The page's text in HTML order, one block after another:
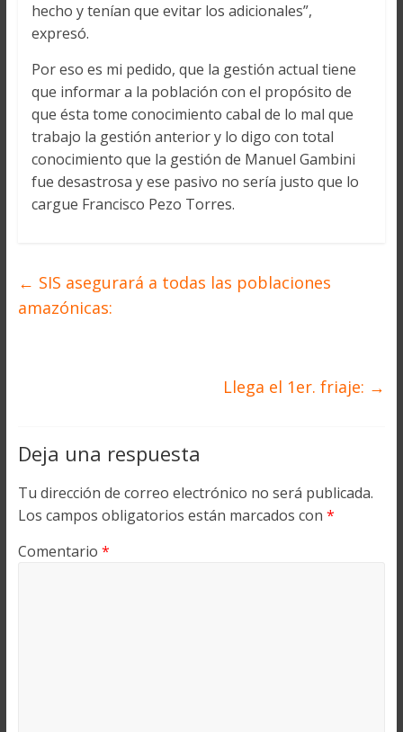
hecho y tenían que evitar los adicionales”,
expresó.
Por eso es mi pedido, que la gestión actual tiene
que informar a la población con el propósito de
que ésta tome conocimiento cabal de lo mal que
trabajo la gestión anterior y lo digo con total
conocimiento que la gestión de Manuel Gambini
fue desastrosa y ese pasivo no sería justo que lo
cargue Francisco Pezo Torres.
← SIS asegurará a todas las poblaciones
amazónicas:
Llega el 1er. friaje: →
Deja una respuesta
Tu dirección de correo electrónico no será publicada.
Los campos obligatorios están marcados con *
Comentario *